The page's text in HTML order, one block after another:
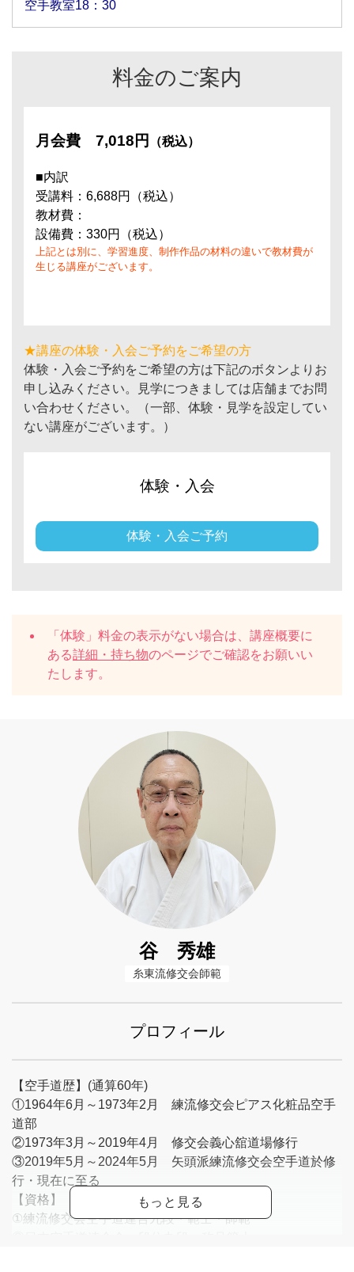
空手教室18：30
料金のご案内
月会費 7,018円 （税込）
■内訳
受講料：6,688円（税込）
教材費：
設備費：330円（税込）
上記とは別に、学習進度、制作作品の材料の違いで教材費が
生じる講座がございます。
★講座の体験・入会ご予約をご希望の方
体験・入会ご予約をご希望の方は下記のボタンよりお
申し込みください。見学につきましては店舗までお問
い合わせください。（一部、体験・見学を設定してい
ない講座がございます。）
体験・入会
体験・入会ご予約
「体験」料金の表示がない場合は、講座概要に
ある詳細・持ち物のページでご確認をお願いい
たします。
谷 秀雄
糸東流修交会師範
プロフィール
【空手道歴】(通算60年)
①1964年6月～1973年2月 練流修交会ピアス化粧品空手
道部
②1973年3月～2019年4月 修交会義心舘道場修行
③2019年5月～2024年5月 矢頭派練流修交会空手道於修
行・現在に至る
【資格】
①練流修交会空手道連合九段・範士・師範